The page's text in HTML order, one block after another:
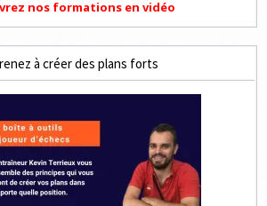
nos formations en vidéo
à créer des plans forts